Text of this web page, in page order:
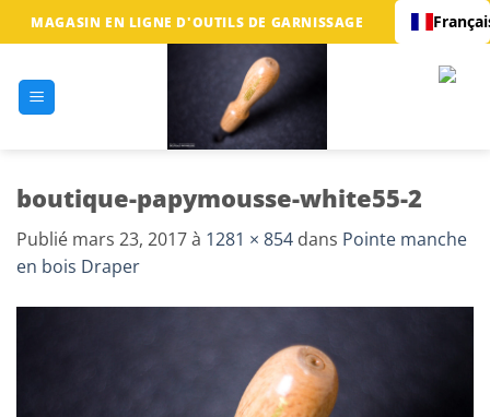
Passer
au
MAGASIN EN LIGNE D'OUTILS DE GARNISSAGE
boutique-papymousse-white55-2
Publié mars 23, 2017à 1281 × 854 dans Pointe manche
en bois Draper